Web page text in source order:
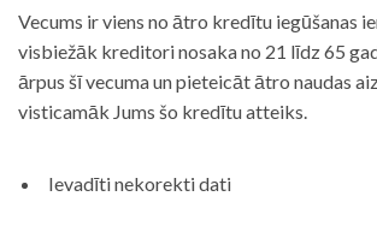
Vecums ir viens no ātro kredītu iegūšanas
visbiežāk kreditori nosaka no 21 līdz 65
ārpus šī vecuma un pieteicāt ātro naudas
visticamāk Jums šo kredītu atteiks.
Ievadīti nekorekti dati